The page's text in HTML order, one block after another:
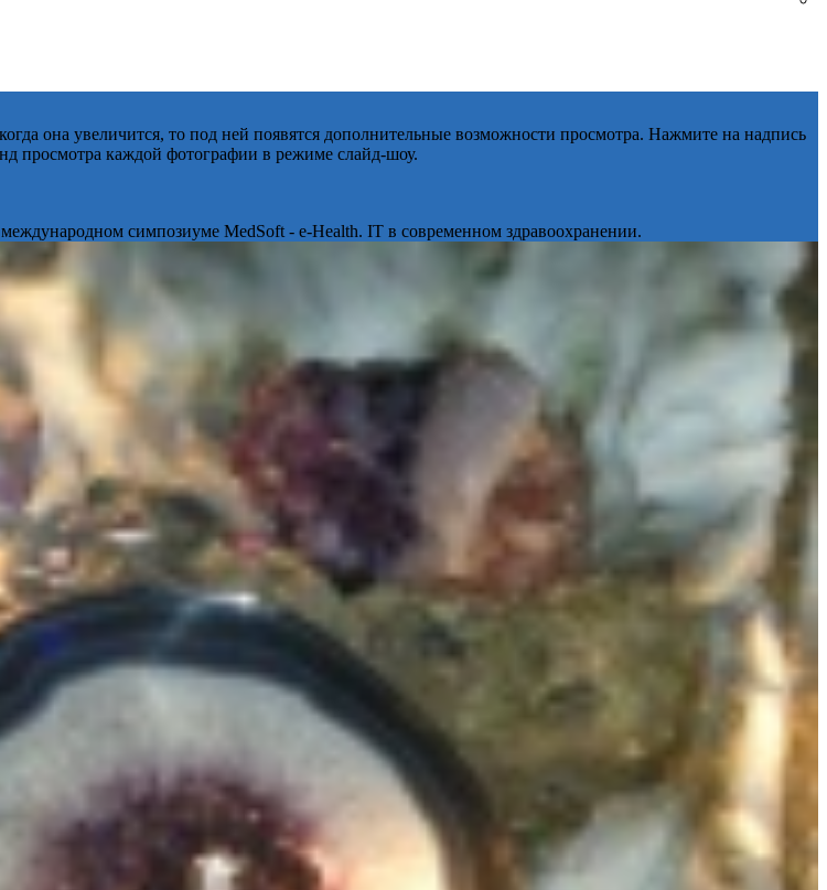
она увеличится, то под ней появятся дополнительные возможности просмотра. Нажмите на надпись
просмотра каждой фотографии в режиме слайд-шоу.
симпозиуме MedSoft - e-Health. IT в современном здравоохранении.